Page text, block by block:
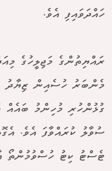
ހައްދަވައިފި އެވެ.
ރައްޔިތުންގެ މަޖިލީހުގެ
މެންބަރު ހުސެއިން ޒިޔާދު
ގުޅުންހުރި މުހިންމު
ސުވާލު ކުރައްވާފަ އެވެ.
ޓެސްޓު ކިޓު ހުސްވުމުންތޯ